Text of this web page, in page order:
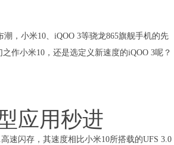
，小米10、iQOO 3等骁龙865旗舰手机的先
作小米10，还是选定义新速度的iQOO 3呢？
应用秒进
速闪存，其速度相比小米10所搭载的UFS 3.0